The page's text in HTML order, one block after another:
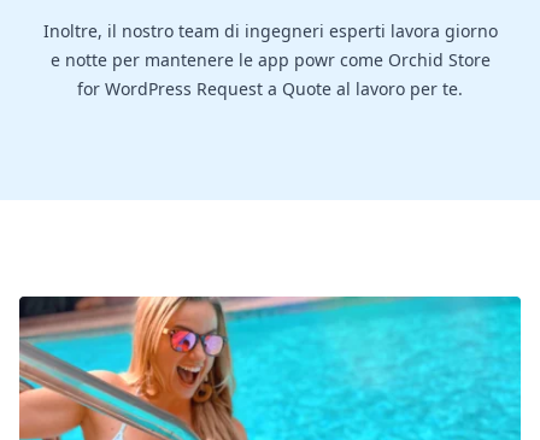
Inoltre, il nostro team di ingegneri esperti lavora giorno
e notte per mantenere le app powr come Orchid Store
for WordPress Request a Quote al lavoro per te.